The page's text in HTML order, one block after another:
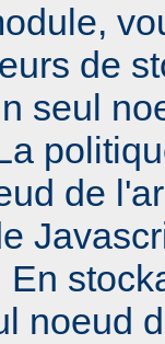
de
seul
de
noeud